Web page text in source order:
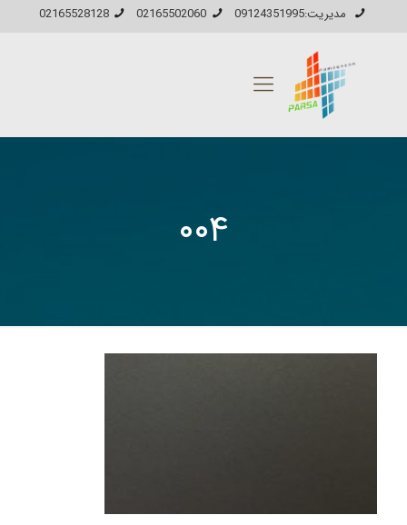
مدیریت:09124351995 02165502060
02165528128
۰۰۴